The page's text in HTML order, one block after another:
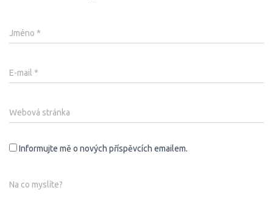
Jméno *
E-mail *
Webová stránka
Informujte mě o nových příspěvcích emailem.
Na co myslíte?